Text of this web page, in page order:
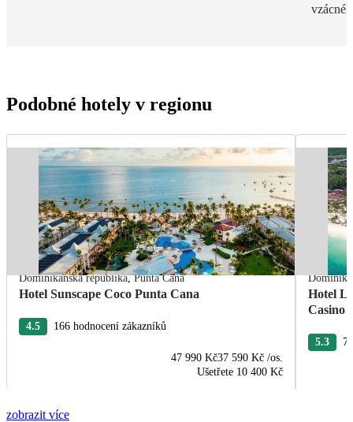
Podobné hotely v regionu
Dominikánská republika,Punta Cana
Hotel Sunscape Coco Punta Cana
4.5 166 hodnocení zákazníků
47 990 Kč37 590 Kč /os.
Ušetřete 10 400 Kč
Hotel
Casino
5.3
zobrazit více